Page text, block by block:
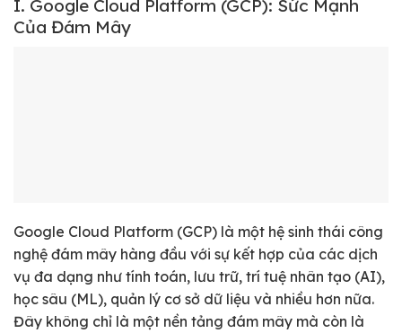
I. Google Cloud Platform (GCP): Sức Mạnh
Của Đám Mây
Google Cloud Platform (GCP) là một hệ sinh thái công
nghệ đám mây hàng đầu với sự kết hợp của các dịch
vụ đa dạng như tính toán, lưu trữ, trí tuệ nhân tạo (AI),
học sâu (ML), quản lý cơ sở dữ liệu và nhiều hơn nữa.
Đây không chỉ là một nền tảng đám mây mà còn là